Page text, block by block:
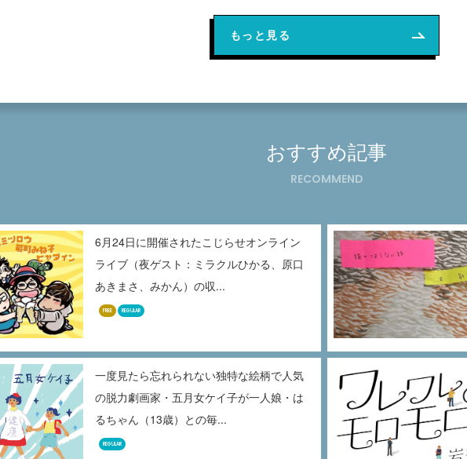
もっと見る
おすすめ記事
RECOMMEND
6月24日に開催されたこじらせオンライン
ライブ（夜ゲスト：ミラクルひかる、原口
あきまさ、みかん）の収...
FREE REGULAR
一度見たら忘れられない独特な絵柄で人気
の脱力劇画家・五月女ケイ子が一人娘・は
るちゃん（13歳）との毎...
REGULAR